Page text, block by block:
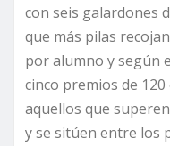
con seis galardones
que más pilas
por alumno y según
cinco premios de
aquellos que
y se sitúen entre los